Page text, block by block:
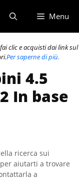
Menu
clic e acquisti dai link sul
Per saperne di più.
4.5
In base
ricerca sui
aiutarti a trovare
a